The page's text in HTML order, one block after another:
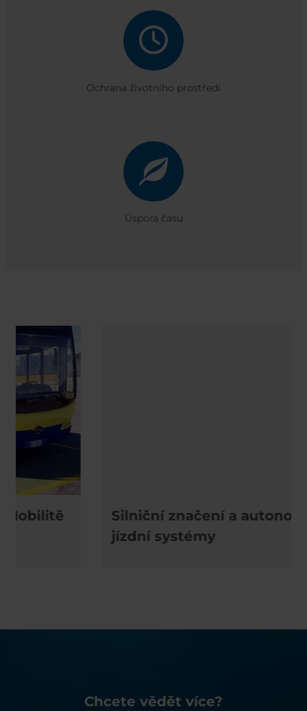
Ochrana životního prostředí
Úspora času
Silniční značení a autonomní
jízdní systémy
Chcete vědět více?